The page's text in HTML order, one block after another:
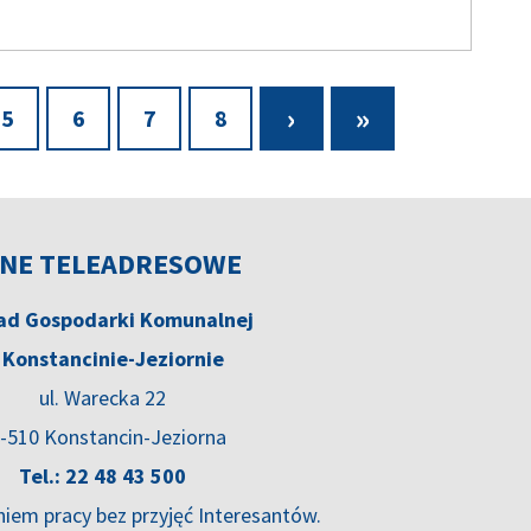
Page
5 Page
6 Page
7 Page
8
Następna
›
Ostatnia
»
TELEADRESOWE
Gospodarki Komunalnej
Jeziornie
ul. Warecka 22
510 Konstancin-Jeziorna
Tel.: 22 48 43 500
pracy bez przyjęć Interesantów.